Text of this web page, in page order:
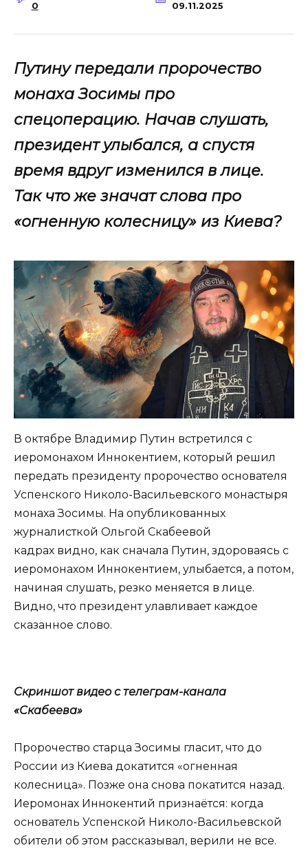
0 09.11.2025
Путину передали пророчество
монаха Зосимы про
спецоперацию. Начав слушать,
президент улыбался, а спустя
время вдруг изменился в лице.
Так что же значат слова про
«огненную колесницу» из Киева?
В октябре Владимир Путин встретился с
иеромонахом Иннокентием, который решил
передать президенту пророчество основателя
Успенского Николо-Васильевского монастыря
монаха Зосимы. На опубликованных
журналисткой Ольгой Скабеевой
кадрах видно, как сначала Путин, здороваясь с
иеромонахом Иннокентием, улыбается, а потом,
начиная слушать, резко меняется в лице.
Видно, что президент улавливает каждое
сказанное слово.
Скриншот видео с телеграм-канала
«Скабеева»
Пророчество старца Зосимы гласит, что до
России из Киева докатится «огненная
колесница». Позже она снова покатится назад.
Иеромонах Иннокентий признаётся: когда
основатель Успенской Николо-Васильевской
обители об этом рассказывал, верили не все.